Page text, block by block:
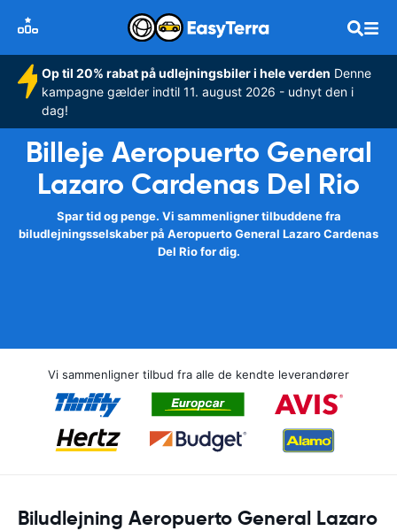
Op til 20% rabat på udlejningsbiler i hele verden Denne
kampagne gælder indtil 11. august 2026 - udnyt den i
dag!
Billeje Aeropuerto General
Lazaro Cardenas Del Rio
Spar tid og penge. Vi sammenligner tilbuddene fra
biludlejningsselskaber på Aeropuerto General Lazaro Cardenas
Del Rio for dig.
Vi sammenligner tilbud fra alle de kendte leverandører
Biludlejning Aeropuerto General Lazaro